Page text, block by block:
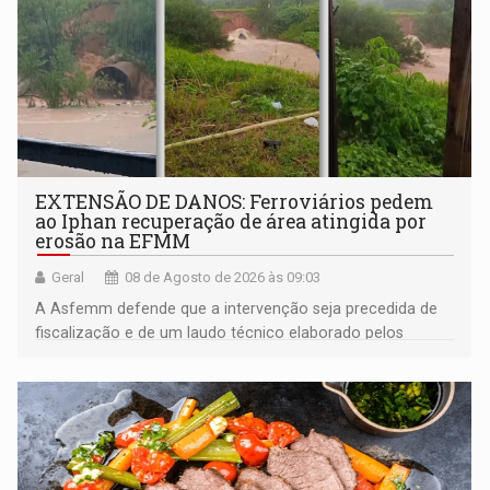
EXTENSÃO DE DANOS: Ferroviários pedem
ao Iphan recuperação de área atingida por
erosão na EFMM
Geral 08 de Agosto de 2026 às 09:03
A Asfemm defende que a intervenção seja precedida de
fiscalização e de um laudo técnico elaborado pelos